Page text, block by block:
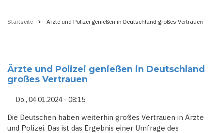
Pfadnavigation
Startseite Ärzte und Polizei genießen in Deutschland großes Vertrauen
Ärzte und Polizei genießen in Deutschland
großes Vertrauen
Do., 04.01.2024 - 08:15
Die Deutschen haben weiterhin großes Vertrauen in Ärzte
und Polizei. Das ist das Ergebnis einer Umfrage des